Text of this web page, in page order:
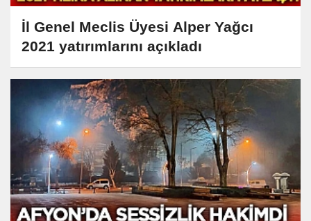
İl Genel Meclis Üyesi Alper Yağcı
2021 yatırımlarını açıkladı